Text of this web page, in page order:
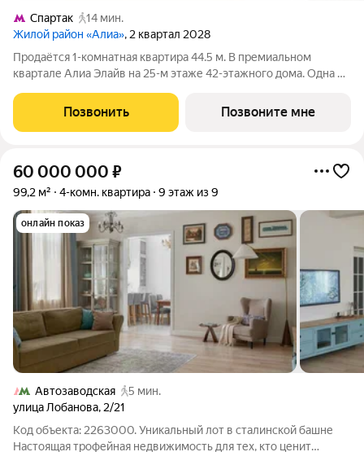
Спартак
14 мин.
Жилой район «Алиа», 2 квартал 2028
Продаётся 1-комнатная квартира 44.5 м. В премиальном
квартале Алиа Элайв на 25-м этаже 42-этажного дома. Одна из
премиальный квартал Алиа Элайв. Это две башни LIGHTHOUSE
от бюро APEX на первой
Позвонить Позвоните мне
60 000 000 ₽
99,2 м² 4-комн. квартира 9 этаж из 9
онлайн показ
Автозаводская
5 мин.
улица Лобанова, 2/21
Код объекта: 2263000. Уникальный лот в сталинской башне
Настоящая трофейная недвижимость для тех, кто ценит